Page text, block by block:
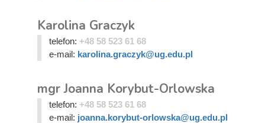
Karolina Graczyk
telefon: +48 58 523 61 68
e-mail: karolina.graczyk@ug.edu.pl
mgr Joanna Korybut-Orlowska
telefon: +48 58 523 61 68
e-mail: joanna.korybut-orlowska@ug.edu.pl